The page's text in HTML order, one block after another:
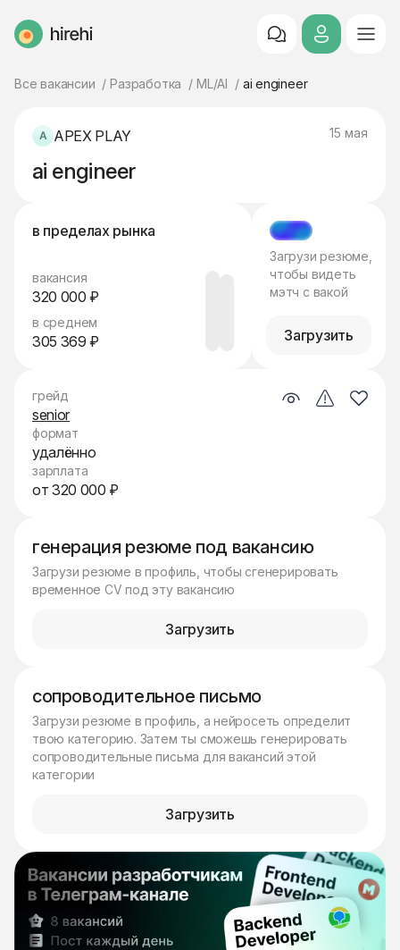
HireHi
Все вакансии Разработка ML/AI ai engineer
APEX PLAY 15 мая
ai engineer
в пределах рынка
вакансия
320 000 ₽
в среднем
305 369 ₽
МЭТЧ
Загрузи резюме,
чтобы видеть
мэтч с вакой
Загрузить
генерация резюме под вакансию
Загрузи резюме в профиль, чтобы сгенерировать
временное CV под эту вакансию
Загрузить
сопроводительное письмо
Загрузи резюме в профиль, а нейросеть определит
твою категорию. Затем ты сможешь генерировать
сопроводительные письма для вакансий этой
категории
Загрузить
грейд
senior
формат
удалённо
зарплата
от 320 000 ₽